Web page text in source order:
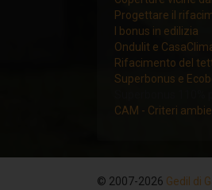
Progettare il
I bonus in edilizia
Ondulit e
Rifacimento del
Superbonus e
CAM - Criteri
© 2007-2026 Gedil di